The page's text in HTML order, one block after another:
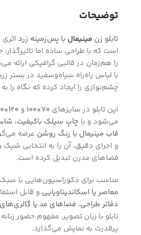
توضیحات
تابلو زن مینیمال با پس‌زمینه زرد
است که با طراحی ساده اما
را هم‌زمان در قالبی گرافیکی ارائه
با لباس راه‌راه سیاه‌وسفید در بستر
چشم‌نوازی را ایجاد کرده که نگاه
این تابلو در سایزهای ۷۰×۱۰۰ و ۱۲۰×۸۰ سانتی‌متر
می‌شود و با چاپ سیلک باکیفیت،
قاب مینیمال با رنگ روشن عرضه
و اجرای دقیق، آن را به انتخابی شیک
فضاهای مدرن تبدیل کرده است.
مناسب برای دکوراسیون‌هایی با سبک
معاصر یا اسکاندیناویایی و قابل
دفاتر طراحی، فضاهای مد یا
تابلو با زبان تصویر، مفهوم حضور
پرقدرت به نمایش می‌گذارد.